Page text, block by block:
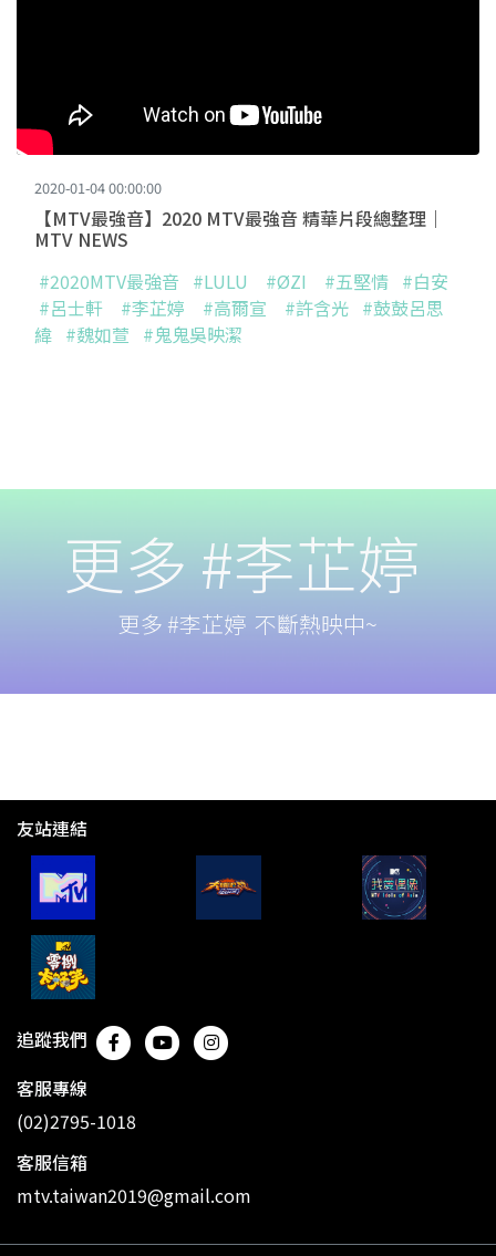
2020-01-04 00:00:00
【MTV最強音】2020 MTV最強音 精華片段總整理｜
MTV NEWS
#2020MTV最強音 #LULU #ØZI #五堅情 #白安
#呂士軒
#李芷婷 #高爾宣 #許含光 #鼓鼓呂思
緯 #魏如萱 #鬼鬼吳映潔
更多 #李芷婷
更多 #李芷婷 不斷熱映中~
友站連結
追蹤我們
客服專線
(02)2795-1018
客服信箱
mtv.taiwan2019@gmail.com